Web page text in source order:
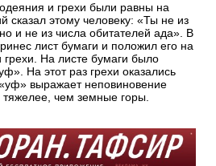
и грехи были равны на
сказал этому человеку: «Ты не из
и не из числа обитателей ада». В
лист бумаги и положил его на
грехи. На листе бумаги было
На этот раз грехи оказались
выражает неповиновение
тяжелее, чем земные горы.